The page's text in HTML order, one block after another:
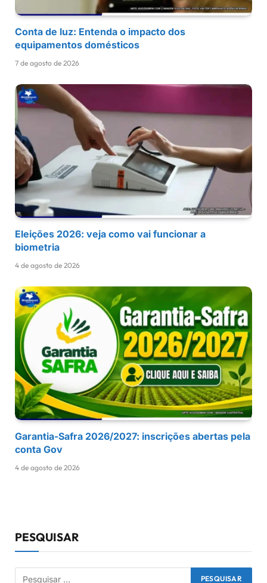
Conta de luz: Entenda o impacto dos
equipamentos domésticos
7 de agosto de 2026
Eleições 2026: veja como vai funcionar a
biometria
4 de agosto de 2026
Garantia-Safra 2026/2027: inscrições abertas pela
conta Gov
4 de agosto de 2026
PESQUISAR